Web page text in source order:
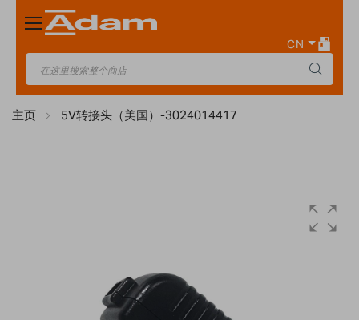
Toggle
Nav
CN
主页 5V转接头（美国）-3024014417